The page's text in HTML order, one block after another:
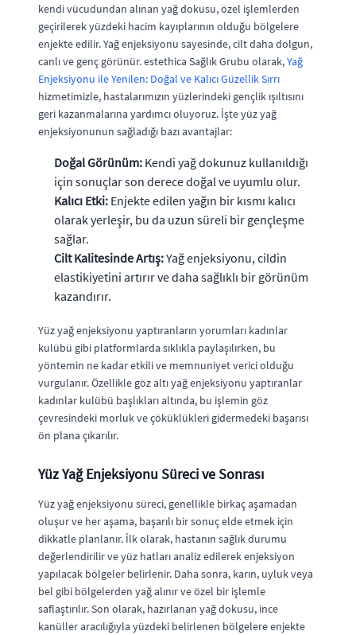
kendi vücudundan alınan yağ dokusu, özel işlemlerden
geçirilerek yüzdeki hacim kayıplarının olduğu bölgelere
enjekte edilir. Yağ enjeksiyonu sayesinde, cilt daha dolgun,
canlı ve genç görünür. estethica Sağlık Grubu olarak,Yağ
Enjeksiyonu ile Yenilen: Doğal ve Kalıcı Güzellik Sırrı
hizmetimizle, hastalarımızın yüzlerindeki gençlik ışıltısını
geri kazanmalarına yardımcı oluyoruz. İşte yüz yağ
enjeksiyonunun sağladığı bazı avantajlar:
Doğal Görünüm: Kendi yağ dokunuz kullanıldığı
için sonuçlar son derece doğal ve uyumlu olur.
Kalıcı Etki: Enjekte edilen yağın bir kısmı kalıcı
olarak yerleşir, bu da uzun süreli bir gençleşme
sağlar.
Cilt Kalitesinde Artış:Yağ enjeksiyonu, cildin
elastikiyetini artırır ve daha sağlıklı bir görünüm
kazandırır.
Yüz yağ enjeksiyonu yaptıranların yorumları kadınlar
kulübü gibi platformlarda sıklıkla paylaşılırken, bu
yöntemin ne kadar etkili ve memnuniyet verici olduğu
vurgulanır. Özellikle göz altı yağ enjeksiyonu yaptıranlar
kadınlar kulübü başlıkları altında, bu işlemin göz
çevresindeki morluk ve çöküklükleri gidermedeki başarısı
ön plana çıkarılır.
Yüz Yağ Enjeksiyonu Süreci ve Sonrası
Yüz yağ enjeksiyonu süreci, genellikle birkaç aşamadan
oluşur ve her aşama, başarılı bir sonuç elde etmek için
dikkatle planlanır. İlk olarak, hastanın sağlık durumu
değerlendirilir ve yüz hatları analiz edilerek enjeksiyon
yapılacak bölgeler belirlenir. Daha sonra, karın, uyluk veya
bel gibi bölgelerden yağ alınır ve özel bir işlemle
saflaştırılır. Son olarak, hazırlanan yağ dokusu, ince
kanüller aracılığıyla yüzdeki belirlenen bölgelere enjekte